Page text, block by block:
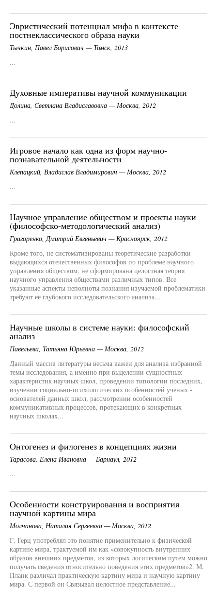
Эвристический потенциал мифа в контексте
постнеклассического образа науки
Тычкин, Павел Борисович — Томск, 2013
...
Духовные императивы научной коммуникации
Долина, Светлана Владиславовна — Москва, 2012
...
Игровое начало как одна из форм научно-
познавательной деятельности
Клепацкий, Владислав Владимирович — Москва, 2012
...
Научное управление обществом и проекты науки
(философско-методологический анализ)
Григоренко, Дмитрий Евгеньевич — Красноярск, 2012
Кроме того, не систематизированы теоретические разработки
выдающихся отечественных философов по проблеме научного
управления обществом, не сформирована целостная теория
научного управления обществами различных типов. Все
указанные аспекты неполноты познания изучаемой проблематики
требуют её глубокого исследовательского анализа...
Научные школы в системе науки: философский
анализ
Павельева, Татьяна Юрьевна — Москва, 2012
Данный массив литературы весьма важен для анализа избранной
темы исследования, а именно при выделении сущностных
характеристик научных школ, проведении типологии последних,
изучении социально-психологических особенностей ученых -
основателей данных школ, рассмотрении особенностей
коммуникативных процессов, протекающих в конкретных
научных школах...
Онтогенез и филогенез в концепциях жизни
Тарасова, Елена Ивановна — Барнаул, 2012
...
Особенности конструирования и восприятия
научной картины мира
Молчанова, Наталия Сергеевна — Москва, 2012
Г. Герц употреблял это понятие применительно к физической
картине мира, трактуемой им как «совокупность внутренних
образов внешних предметов, из которых логическим путем можно
получать сведения относительно поведения этих предметов»2. М.
Планк различал практическую картину мира и научную картину
мира. С первой он Связывал целостное представление...